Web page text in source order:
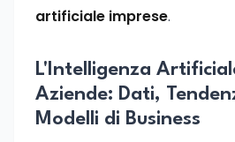
artificiale imprese.
L'Intelligenza
Aziende: Dati,
Modelli di Business